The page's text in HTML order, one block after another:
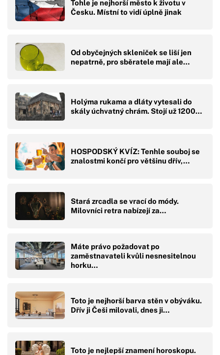
Tohle je nejhorší město k životu v
Česku. Místní to vidí úplně jinak
Od obyčejných skleniček se liší jen
nepatrně, pro sběratele mají ale…
Holýma rukama a dláty vytesali do
skály úchvatný chrám. Stojí už 1200…
HOSPODSKÝ KVÍZ: Tenhle souboj se
znalostmi končí pro většinu dřív,…
Stará zrcadla se vrací do módy.
Milovníci retra nabízejí za…
Máte právo požadovat po
zaměstnavateli kvůli nesnesitelnou
horku…
Toto je nejhorší barva stěn v obýváku.
Dřív ji Češi milovali, dnes ji…
Toto je nejlepší znamení horoskopu.